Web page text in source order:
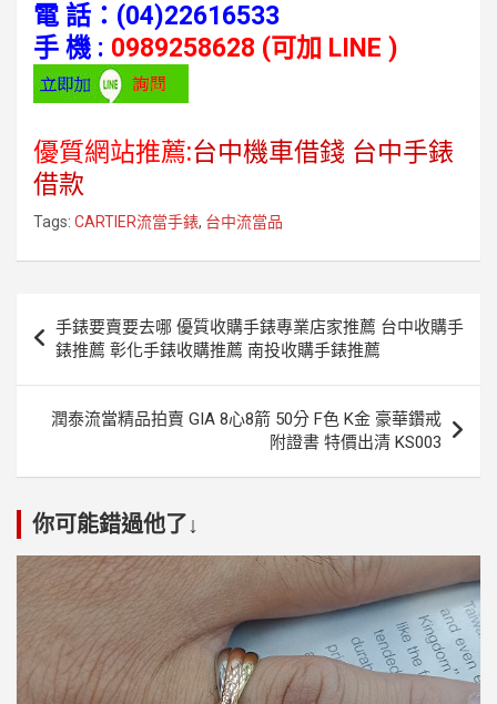
電 話： (04)22616533
手 機 : 0989258628 (可加 LINE )
優質網站推薦:台中機車借錢 台中手錶
借款
Tags: CARTIER流當手錶, 台中流當品
章
導
手錶要賣要去哪 優質收購手錶專業店家推薦 台中收購手
錶推薦 彰化手錶收購推薦 南投收購手錶推薦
潤泰流當精品拍賣 GIA 8心8箭 50分 F色 K金 豪華鑽戒
附證書 特價出清 KS003
你可能錯過他了↓